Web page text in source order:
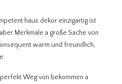
haus dekor einzigartig ist
Merkmale a große Sache von
warm und freundlich,
Weg von bekommen a